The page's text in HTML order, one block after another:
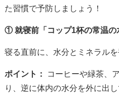
た習慣で予防しましょう！
① 就寝前「コップ1杯の常温の
寝る直前に、水分とミネラルを
ポイント：
コーヒーや緑茶、
り、逆に体内の水分を外に出